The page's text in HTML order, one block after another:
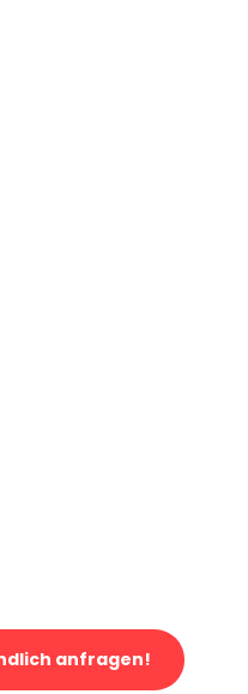
anfragen!